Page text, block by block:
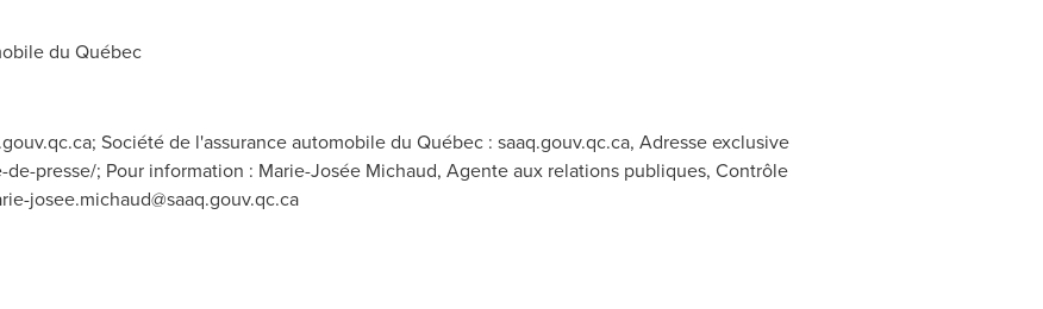
du Québec
Société de l'assurance automobile du Québec : saaq.gouv.qc.ca, Adresse exclusive
de-presse/; Pour information : Marie-Josée Michaud, Agente aux relations publiques, Contrôle
josee.michaud@saaq.gouv.qc.ca